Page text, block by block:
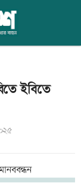
ইবিতে